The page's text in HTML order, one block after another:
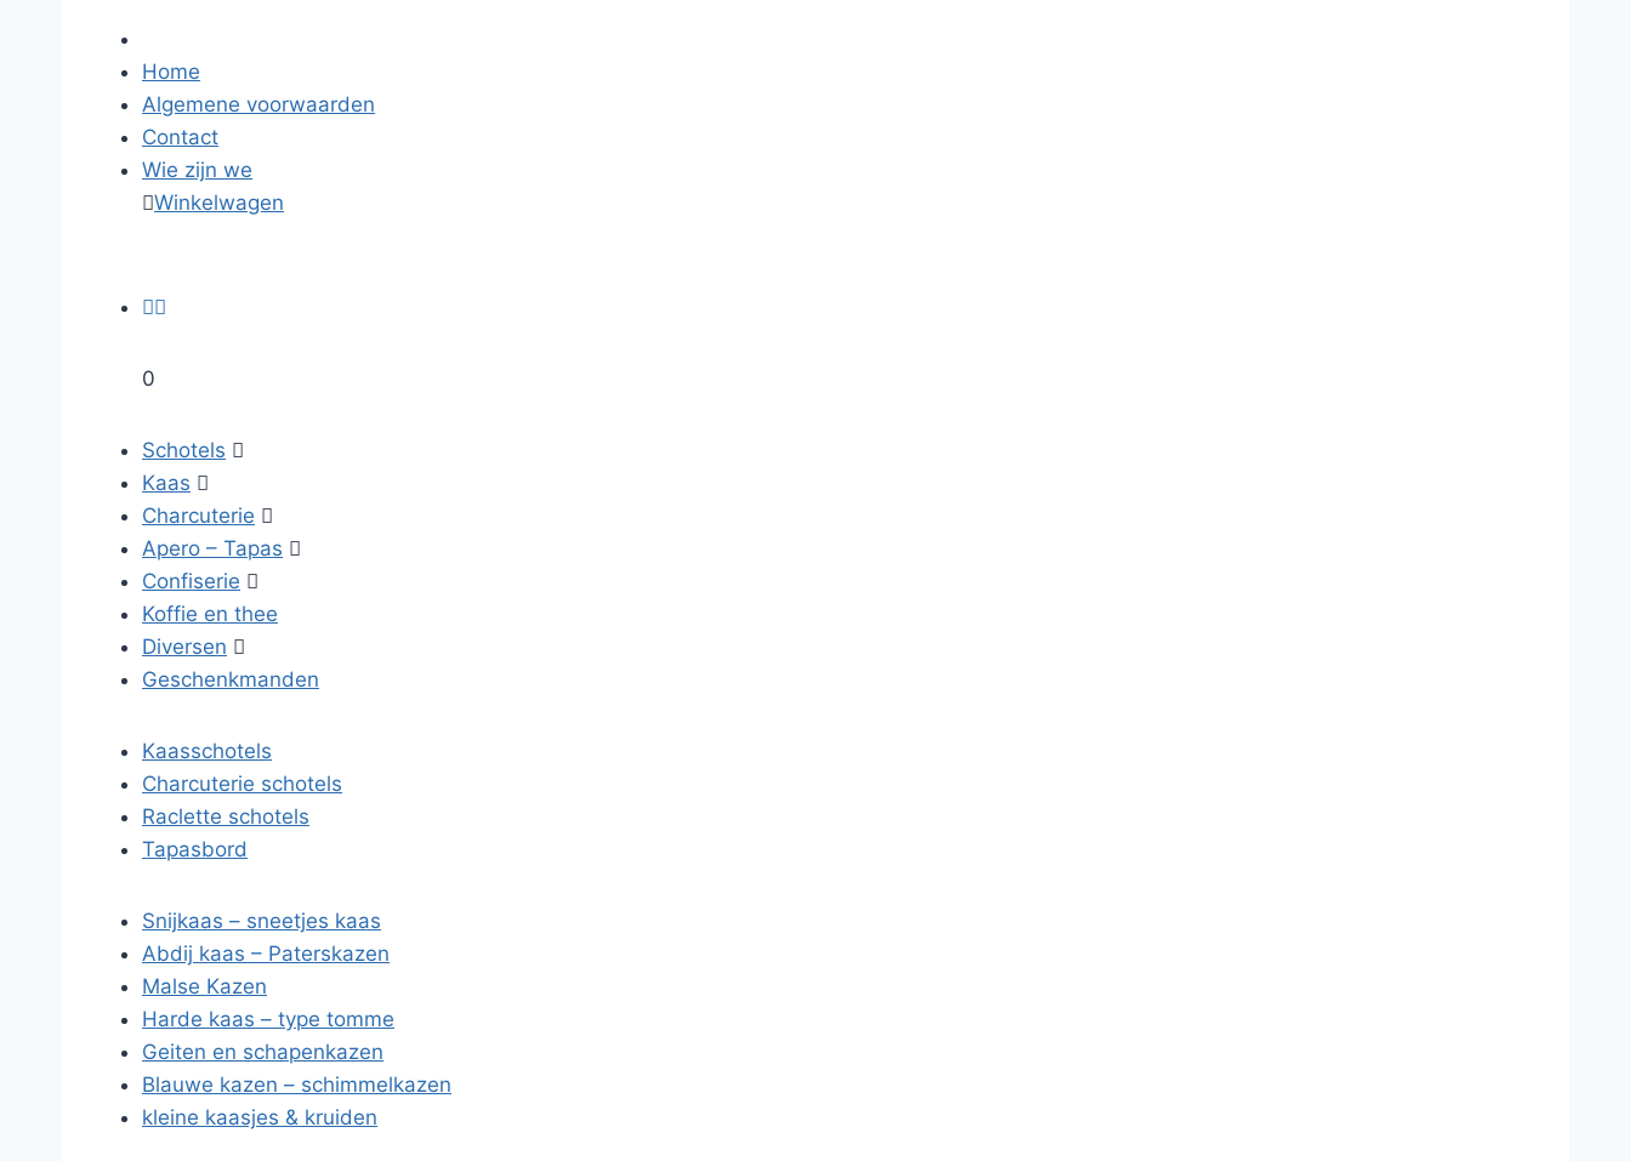
Home
Algemene voorwaarden
Contact
Wie zijn we
Winkelwagen

0
Schotels 
Kaas 
Charcuterie 
Apero – Tapas 
Confiserie 
Koffie en thee
Diversen 
Geschenkmanden
Kaasschotels
Charcuterie schotels
Raclette schotels
Tapasbord
Snijkaas – sneetjes kaas
Abdij kaas – Paterskazen
Malse Kazen
Harde kaas – type tomme
Geiten en schapenkazen
Blauwe kazen – schimmelkazen
kleine kaasjes & kruiden